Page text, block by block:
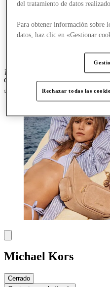
Comer y beber
Servicios
Tarjetas regalo
¡Crazy Days, acceso anticipado
del Club!
Únete ahora
Michael Kors
Cerrado
del tratamiento de datos
Para obtener información sobre
datos, haz clic en «Gestionar
Rechazar todas las